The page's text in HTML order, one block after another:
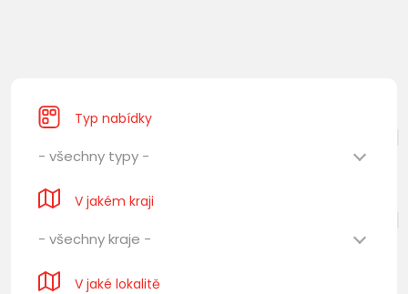
Typ nabídky
- všechny typy -
V jakém kraji
- všechny kraje -
V jaké lokalitě